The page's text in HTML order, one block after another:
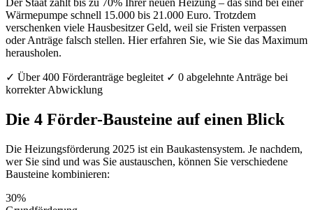
Wärmepumpe schnell 15.000 bis 21.000 Euro. Trotzdem
verschenken viele Hausbesitzer Geld, weil sie Fristen verpassen
oder Anträge falsch stellen. Hier erfahren Sie, wie Sie das Maximum
herausholen.
✓ Über 400 Förderanträge begleitet ✓ 0 abgelehnte Anträge bei
korrekter Abwicklung
Die 4 Förder-Bausteine auf einen Blick
Die Heizungsförderung 2025 ist ein Baukastensystem. Je nachdem,
wer Sie sind und was Sie austauschen, können Sie verschiedene
Bausteine kombinieren:
30%